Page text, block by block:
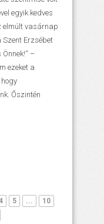
egyik kedves
elmúlt vasárnap
Erzsébet
–
ezeket a
Őszintén
5 ...
10